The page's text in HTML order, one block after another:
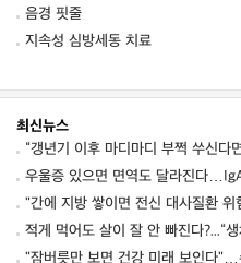
음경 핏줄
지속성 심방세동 치료
최신뉴스
“갱년기 이후 마디마디 부쩍 쑤신
적게 먹어도 살이 잘 안 빠진다?...“